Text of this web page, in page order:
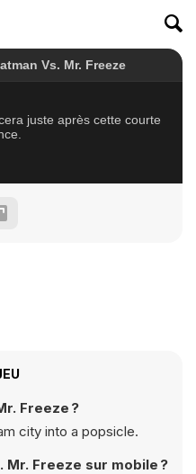
Freeze ?
city into a popsicle.
Mr. Freeze sur mobile ?